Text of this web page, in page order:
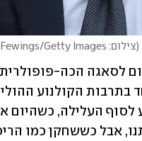
(צילום: Tristan Fewings/Getty Images